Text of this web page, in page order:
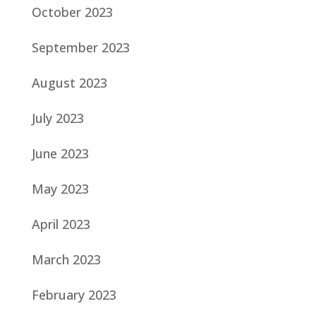
October 2023
September 2023
August 2023
July 2023
June 2023
May 2023
April 2023
March 2023
February 2023